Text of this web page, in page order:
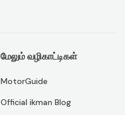
மேலும் வழிகாட்டிகள்
MotorGuide
Official ikman Blog